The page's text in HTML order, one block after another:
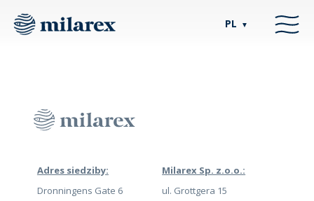
PL ▼
Adres siedziby:
Dronningens Gate 6
Milarex Sp. z.o.o.:
ul. Grottgera 15